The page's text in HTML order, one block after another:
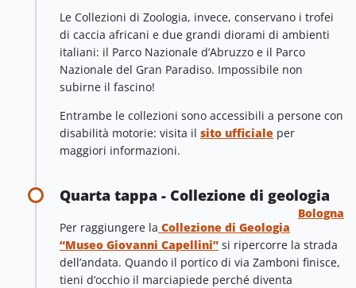
Le Collezioni di Zoologia, invece, conservano i trofei
di caccia africani e due grandi diorami di ambienti
italiani: il Parco Nazionale d’Abruzzo e il Parco
Nazionale del Gran Paradiso. Impossibile non
subirne il fascino!
Entrambe le collezioni sono accessibili a persone con
disabilità motorie: visita il sito ufficiale per
maggiori informazioni.
Quarta tappa - Collezione di geologia
Bologna
Per raggiungere la Collezione di Geologia
“Museo Giovanni Capellini” si ripercorre la strada
dell’andata. Quando il portico di via Zamboni finisce,
tieni d’occhio il marciapiede perché diventa